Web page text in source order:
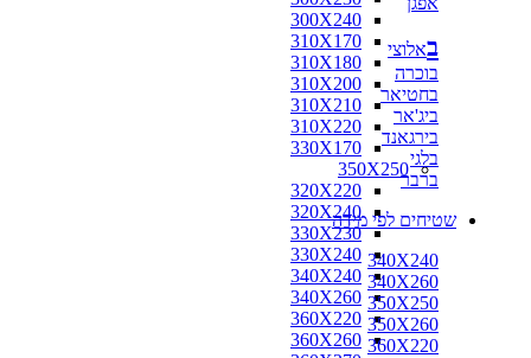
300X240
310X170
310X180
310X200
310X210
310X220
330X170
350X250
320X220
320X240
330X230
330X240
340X240
340X260
360X220
360X260
באלוצי
בוכרה
בחטיאר
ביג'אר
בירגאנד
בלגי
ברבר
שטיחים לפי מידה
340X240
340X260
350X250
350X260
360X220